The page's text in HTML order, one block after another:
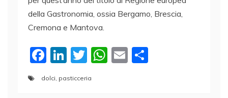
della Gastronomia, ossia Bergamo, Brescia,
Cremona e Mantova.
F
a
c
Li
n
k
T
itt
W E
dolci pasticceria